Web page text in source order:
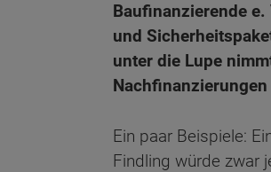
Baufinanzierende
und
unter die Lupe
Ein paar Beispiele:
Findling würde zwar